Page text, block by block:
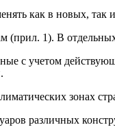
как в новых, так и
1). В
с учетом
зонах
различных